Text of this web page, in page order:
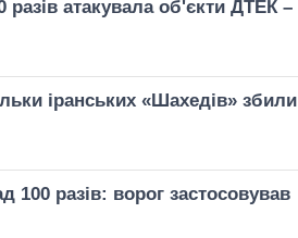
разів атакувала об'єкти ДТЕК –
іранських «Шахедів» збили
100 разів: ворог застосовував